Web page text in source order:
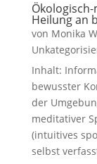
Heilung an
von Monika
Inhalt:
bewusster
der
meditativer
(intuitives
selbst